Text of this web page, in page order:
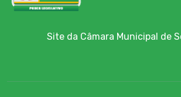
Site da Câmara Municipal de